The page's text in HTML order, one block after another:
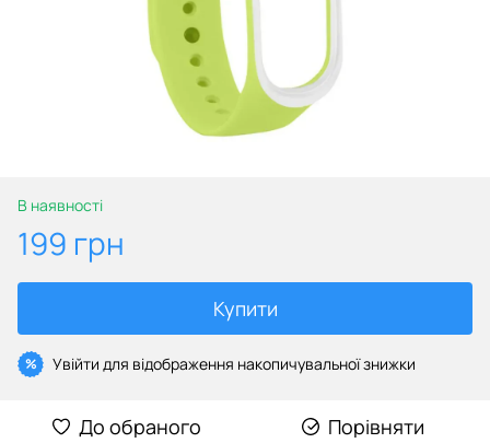
В наявності
199 грн
Купити
% Увійти для відображення накопичувальної знижки
До обраного Порівняти